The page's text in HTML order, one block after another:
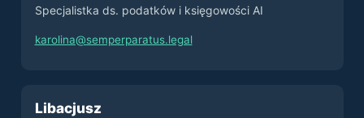
Specjalistka ds. podatków i księgowości AI
karolina@semperparatus.legal
Libacjusz